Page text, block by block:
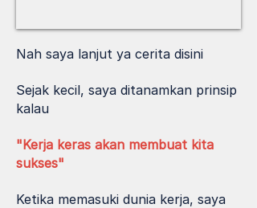
Nah saya lanjut ya cerita disini
Sejak kecil, saya ditanamkan prinsip
kalau
"Kerja keras akan membuat kita
sukses"
Ketika memasuki dunia kerja, saya